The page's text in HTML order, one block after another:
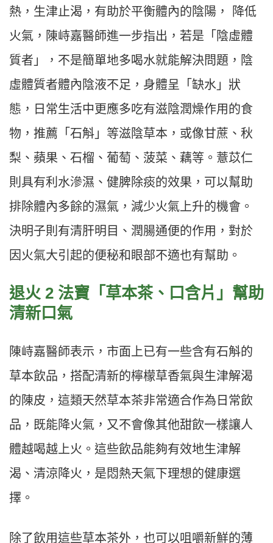
熱，生津止渴，有助於平衡體內的陰陽， 降低
火氣，陳峙嘉醫師進一步指出，若是「陰虛體
質者」，不是簡單地多喝水就能解決問題，陰
虛體質者體內陰液不足，身體呈「缺水」狀
態，日常生活中更應多吃有滋陰潤燥作用的食
物，推薦「石斛」等滋陰草本，或像甘蔗、秋
梨、蘋果、石榴、葡萄、菠菜、藕等。薏苡仁
則具有利水滲濕、健脾除痰的效果，可以幫助
排除體內多餘的濕氣，減少火氣上升的機會。
決明子則有清肝明目、潤腸通便的作用，對於
因火氣大引起的便秘和眼部不適也有幫助。
退火 2 法寶「草本茶、口含片」幫助
清新口氣
陳峙嘉醫師表示，市面上已有一些含有石斛的
草本飲品，搭配清新的檸檬草香氣與生津解渴
的陳皮，這類天然草本茶非常適合作為日常飲
品，既能降火氣，又不會像其他甜飲一樣讓人
體越喝越上火。這些飲品能夠有效地生津解
渴、清涼降火，是悶熱天氣下理想的健康選
擇。
除了飲用這些草本茶外，也可以咀嚼新鮮的薄